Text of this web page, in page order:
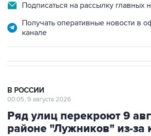
Подписаться на рассылку главных
Получать оперативные новости в
канале
В РОССИИ
00:05, 9 августа 2026
Ряд улиц перекроют 9
районе "Лужников" из-за